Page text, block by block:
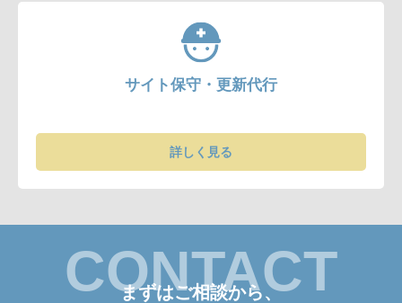
サイト保守・更新代行
詳しく見る
CONTACT
まずはご相談から、